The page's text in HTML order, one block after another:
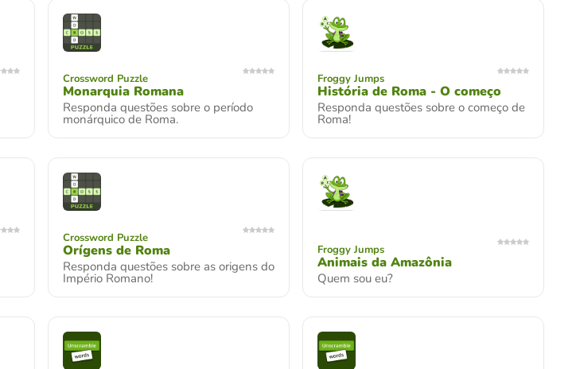
Crossword Puzzle
Monarquia Romana
Responda questões sobre o período
monárquico de Roma.
Froggy Jumps
História de Roma - O começo
Responda questões sobre o começo de
Roma!
Crossword Puzzle
Orígens de Roma
Responda questões sobre as origens do
Império Romano!
Froggy Jumps
Animais da Amazônia
Quem sou eu?